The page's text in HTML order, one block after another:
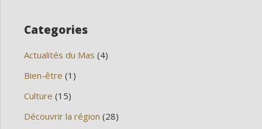
Categories
Actualités du Mas (4)
Bien-être (1)
Culture (15)
Découvrir la région (28)